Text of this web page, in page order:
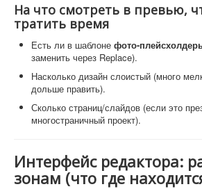
На что смотреть в превью,
тратить время
Есть ли в шаблоне фото-
заменить через Replace).
Насколько дизайн слоистый (много
дольше править).
Сколько страниц/слайдов (если это
многостраничный проект).
Интерфейс редактора:
зонам (что где